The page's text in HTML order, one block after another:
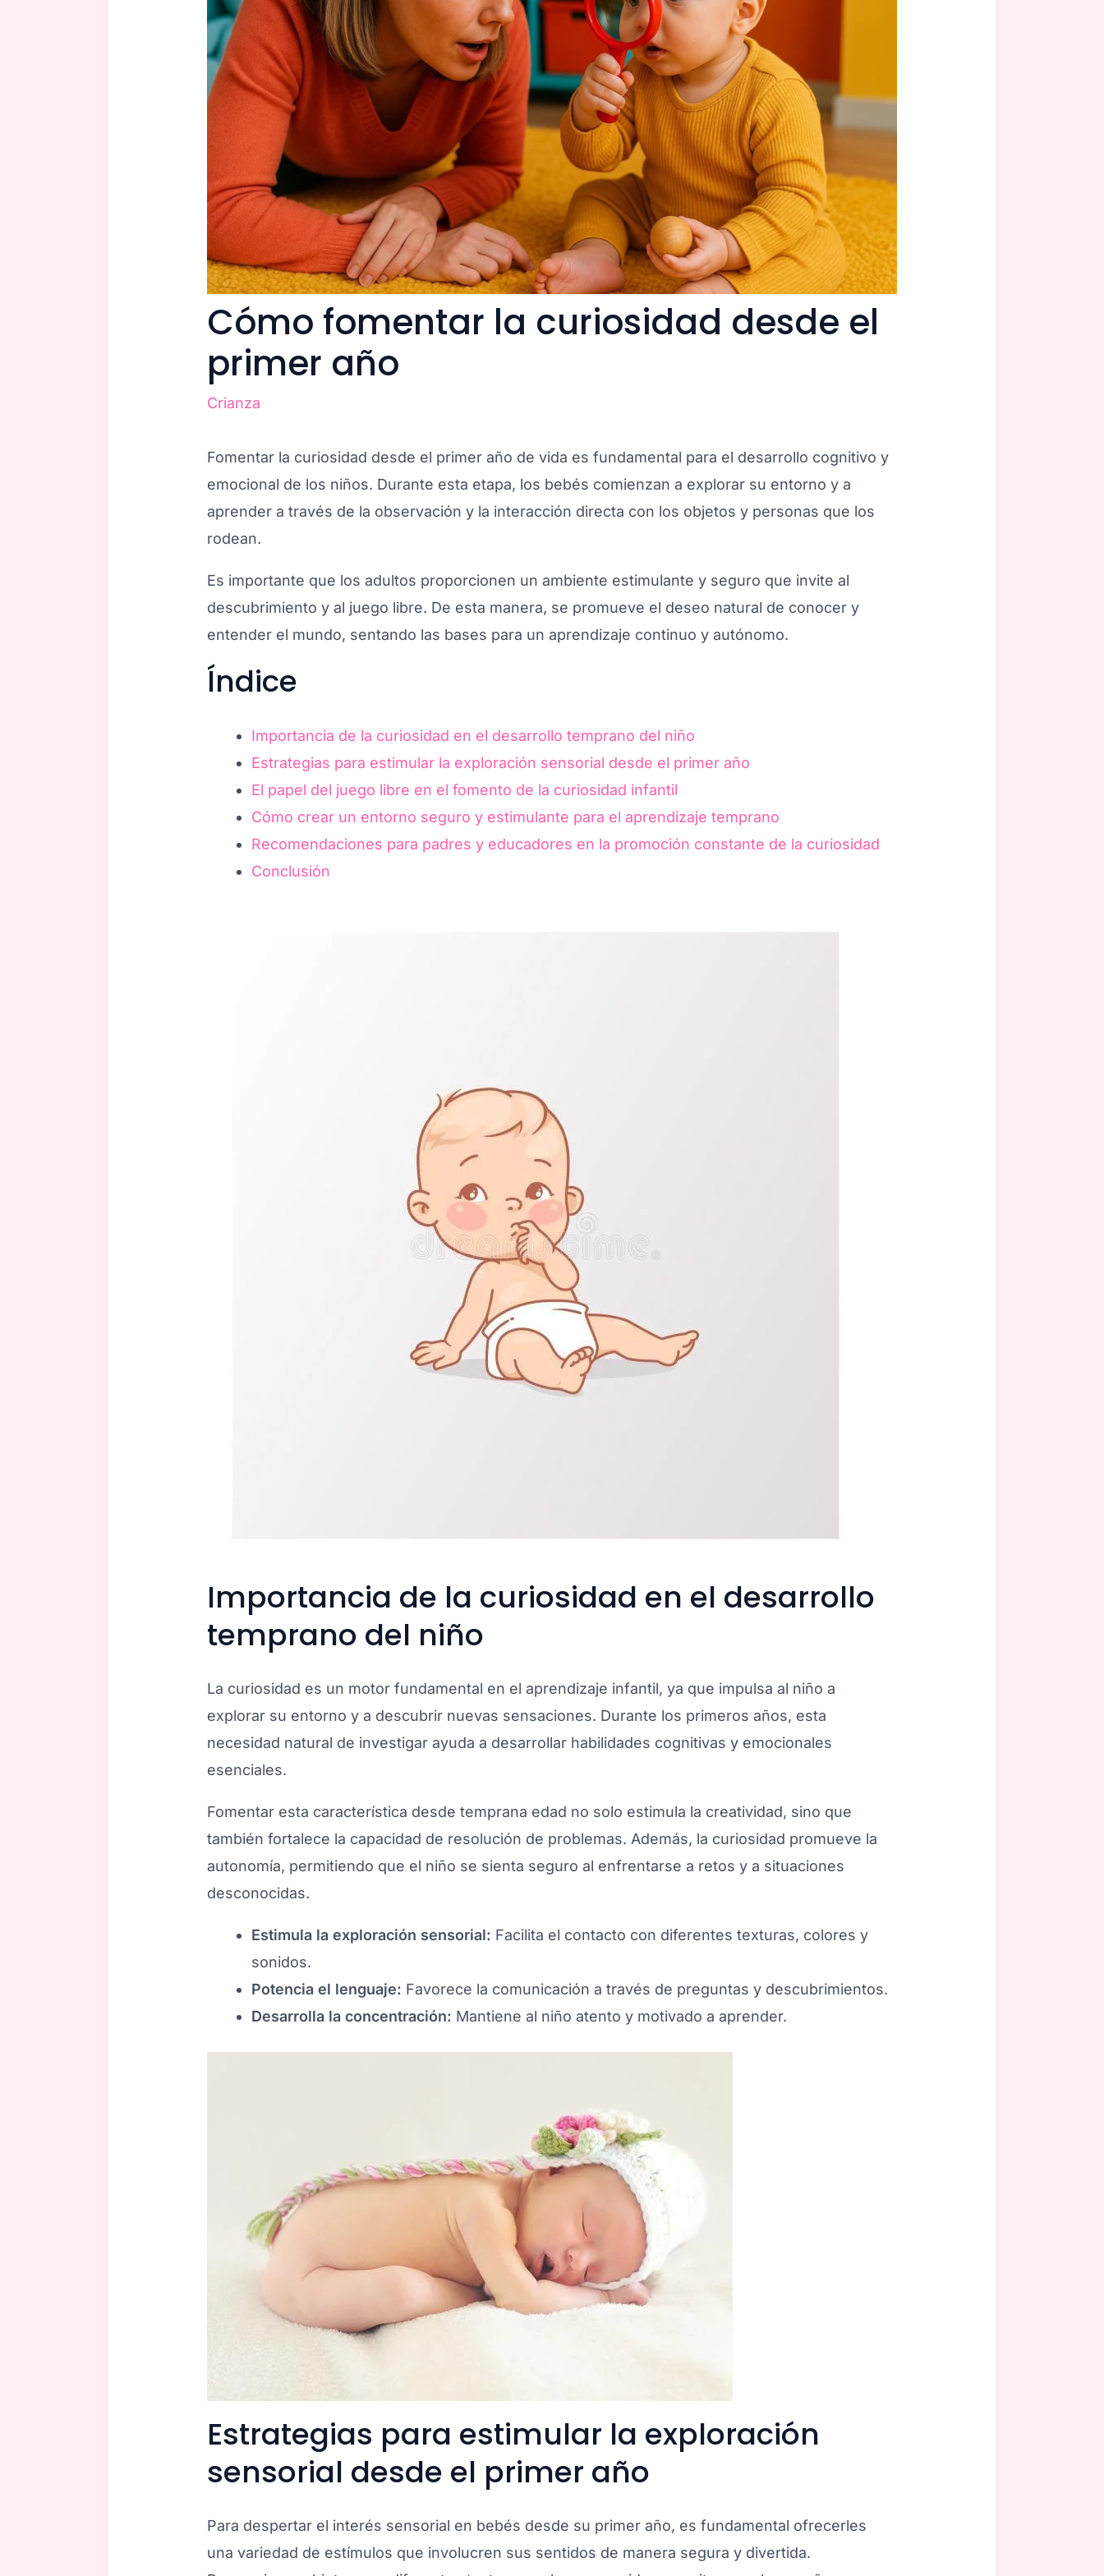
Cómo fomentar la curiosidad desde el
primer año
Crianza
Fomentar la curiosidad desde el primer año de vida es fundamental para el desarrollo cognitivo y
emocional de los niños. Durante esta etapa, los bebés comienzan a explorar su entorno y a
aprender a través de la observación y la interacción directa con los objetos y personas que los
rodean.
Es importante que los adultos proporcionen un ambiente estimulante y seguro que invite al
descubrimiento y al juego libre. De esta manera, se promueve el deseo natural de conocer y
entender el mundo, sentando las bases para un aprendizaje continuo y autónomo.
Índice
Importancia de la curiosidad en el desarrollo temprano del niño
Estrategias para estimular la exploración sensorial desde el primer año
El papel del juego libre en el fomento de la curiosidad infantil
Cómo crear un entorno seguro y estimulante para el aprendizaje temprano
Recomendaciones para padres y educadores en la promoción constante de la curiosidad
Conclusión
Importancia de la curiosidad en el desarrollo
temprano del niño
La curiosidad es un motor fundamental en el aprendizaje infantil, ya que impulsa al niño a
explorar su entorno y a descubrir nuevas sensaciones. Durante los primeros años, esta
necesidad natural de investigar ayuda a desarrollar habilidades cognitivas y emocionales
esenciales.
Fomentar esta característica desde temprana edad no solo estimula la creatividad, sino que
también fortalece la capacidad de resolución de problemas. Además, la curiosidad promueve la
autonomía, permitiendo que el niño se sienta seguro al enfrentarse a retos y a situaciones
desconocidas.
Estimula la exploración sensorial: Facilita el contacto con diferentes texturas, colores y
sonidos.
Potencia el lenguaje: Favorece la comunicación a través de preguntas y descubrimientos.
Desarrolla la concentración: Mantiene al niño atento y motivado a aprender.
Estrategias para estimular la exploración
sensorial desde el primer año
Para despertar el interés sensorial en bebés desde su primer año, es fundamental ofrecerles
una variedad de estímulos que involucren sus sentidos de manera segura y divertida.